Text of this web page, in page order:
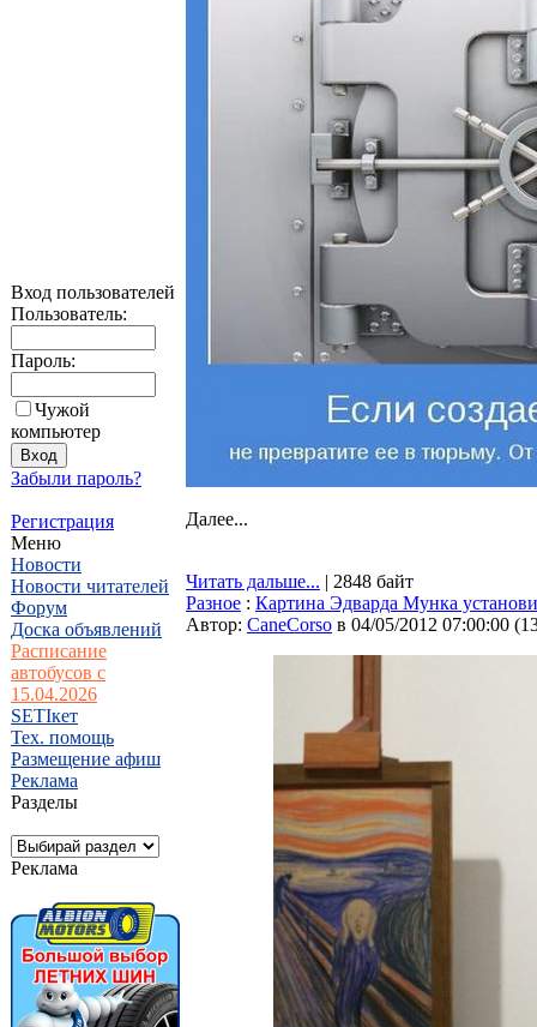
Вход пользователей
Пользователь:
Пароль:
Чужой
компьютер
Забыли пароль?
Регистрация
Меню
Новости
Новости читателей
Форум
Доска объявлений
Расписание
автобусов с
15.04.2026
SETIкет
Тех. помощь
Размещение афиш
Реклама
Разделы
Реклама
Далее...
Читать дальше... | 2848 байт
Разное : Картина Эдварда Мунка
Автор: CaneCorso в 04/05/2012 07:00:00 (